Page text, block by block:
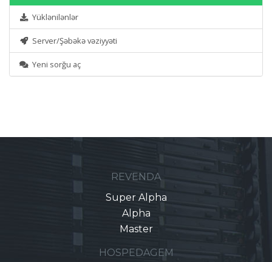
Yüklənilənlər
Server/Şəbəkə vəziyyəti
Yeni sorğu aç
REVENDA
Super Alpha
Alpha
Master
HOSPEDAGEM